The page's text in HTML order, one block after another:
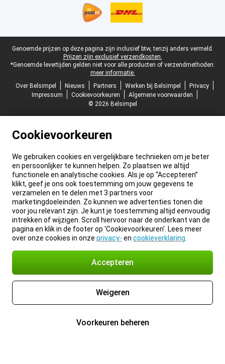
Juridische voettekst
Genoemde prijzen op deze pagina zijn inclusief btw, tenzij anders vermeld.
Prijzen zijn exclusief verzendkosten.
*Genoemde levertijden gelden niet voor alle producten of verzendmethoden:
meer informatie.
Over Belsimpel
Nieuws Partners Werken bij Belsimpel
Privacy
Impressum
Cookievoorkeuren
Algemene voorwaarden
© 2026 Belsimpel
Cookievoorkeuren
We gebruiken cookies en vergelijkbare technieken om je beter
en persoonlijker te kunnen helpen. Zo plaatsen we altijd
functionele en analytische cookies. Als je op “Accepteren”
klikt, geef je ons ook toestemming om jouw gegevens te
verzamelen en te delen met 3 partners voor
marketingdoeleinden. Zo kunnen we advertenties tonen die
voor jou relevant zijn. Je kunt je toestemming altijd eenvoudig
intrekken of wijzigen. Scroll hiervoor naar de onderkant van de
pagina en klik in de footer op 'Cookievoorkeuren'. Lees meer
over onze cookies in onze privacy- en cookieverklaring
Accepteren
Weigeren
Voorkeuren beheren